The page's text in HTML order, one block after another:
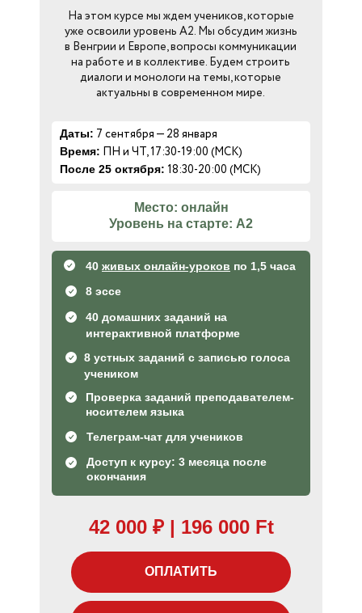
На этом курсе мы ждем учеников, которые
уже освоили уровень А2. Мы обсудим жизнь
в Венгрии и Европе, вопросы коммуникации
на работе и в коллективе. Будем строить
диалоги и монологи на темы, которые
актуальны в современном мире.
ОПЛАТИТЬ
40 живых онлайн-уроков по 1,5 часа
8 эссе
Место: онлайн
Уровень на старте: А2
42 000 ₽| 196 000 Ft
40 домашних заданий на
интерактивной платформе
Телеграм-чат для учеников
8 устных заданий с записью голоса
учеником
Проверка заданий преподавателем-
носителем языка
Доступ к курсу: 3 месяца после
окончания
Даты: 7 сентября — 28 января
Время: ПН и ЧТ, 17:30-19:00 (МСК)
После 25 октября: 18:30-20:00 (МСК)